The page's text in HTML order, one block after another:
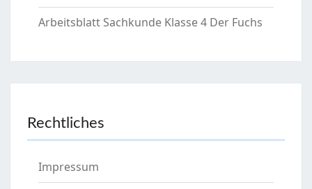
Arbeitsblatt Sachkunde Klasse 4 Der Fuchs
Rechtliches
Impressum